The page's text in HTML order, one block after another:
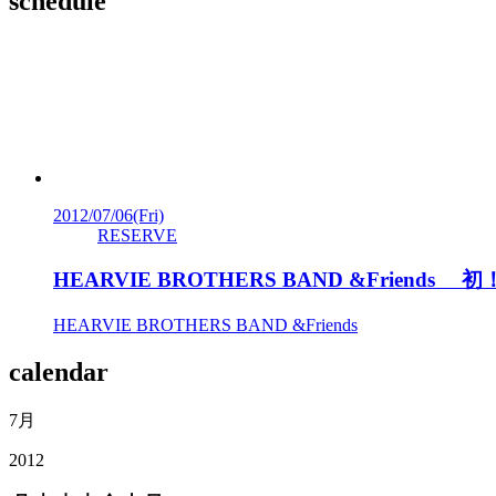
2012/07/06(Fri)
RESERVE
HEARVIE BROTHERS BAND &Friends 初
HEARVIE BROTHERS BAND &Friends
calendar
7月
2012